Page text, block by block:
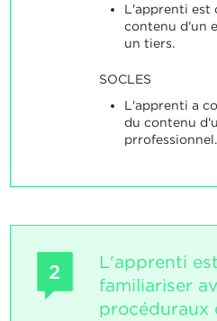
L'apprenti est
contenu d'un
un tiers.
SOCLES
L'apprenti a
du contenu
prrofessionnel.
2
L'apprenti
familiariser
procéduraux